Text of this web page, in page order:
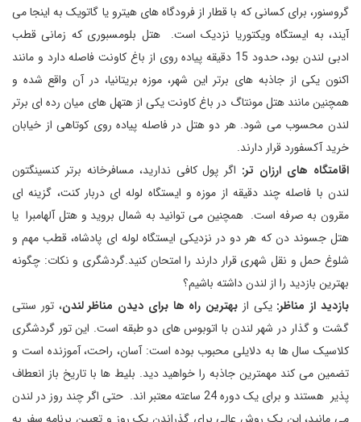
گروسنور، برای کسانی که با قطار از فرودگاه های هیترو یا گاتویک به اینجا می
آیند، به ایستگاه ویکتوریا نزدیک است. هتل بلومسبوری که زمانی قطب
ادبی لندن بود، حدود 15 دقیقه پیاده روی از باغ کاونت فاصله دارد و مانند
اکنون یکی از جاذبه های برتر این شهر، موزه بریتانیا، در آن واقع شده و
همچنین مانند هتل مونتاگ در باغ کاونت یکی از هتهل های میان رده ای برتر
لندن محسوب می شود. هر دو هتل در فاصله پیاده روی کوتاهی از خیابان
خرید آکسفورد قرار دارند.
اقامتگاه های ارزان تر: اگر پول کافی ندارید، مسافرخانه برتر کنسینگتون
لندن با فاصله چند دقیقه از موزه و ایستگاه لوله ای دربار کنت، گزینه ای
مقرون به صرفه است. همچنین می توانید به شمال بروید و هتل آلهامبرا یا
هتل جسوند دن که هر دو در نزدیکی ایستگاه لوله ای پادشاه، قطب مهم و
شلوغ حمل و نقل شهری قرار دارند را امتحان کنید.گردشگری و نکات: چگونه
بهترین بازدید را از لندن داشته باشیم؟
بازدید از مناظر: یکی از بهترین راه ها برای دیدن مناظر لندن، تور سنتی
گشت و گذار در شهر لندن با اتوبوس های دو طبقه است. این تور گردشگری
کلاسیک سال ها به دلایلی محبوب بوده است: آسان، راحت، آموزنده است و
تضمین می کند مهمترین جاذبه را خواهید دید. بلیط ها با تاریخ باز انعطاف
پذیر هستند و برای یک دوره 24 ساعته معتبر اند. حتی اگر چند روز در لندن